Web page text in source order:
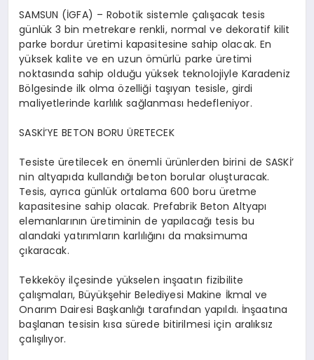
SPOR
TEKNOLOJI
SAMSUN (İGFA) – Robotik sistemle çalışacak tesis
günlük 3 bin metrekare renkli, normal ve dekoratif kilit
parke bordur üretimi kapasitesine sahip olacak. En
yüksek kalite ve en uzun ömürlü parke üretimi
noktasında sahip olduğu yüksek teknolojiyle Karadeniz
Bölgesinde ilk olma özelliği taşıyan tesisle, girdi
maliyetlerinde karlılık sağlanması hedefleniyor.
SASKİ’YE BETON BORU ÜRETECEK
Tesiste üretilecek en önemli ürünlerden birini de SASKİ’
nin altyapıda kullandığı beton borular oluşturacak.
Tesis, ayrıca günlük ortalama 600 boru üretme
kapasitesine sahip olacak. Prefabrik Beton Altyapı
elemanlarının üretiminin de yapılacağı tesis bu
alandaki yatırımların karlılığını da maksimuma
çıkaracak.
Tekkeköy ilçesinde yükselen inşaatın fizibilite
çalışmaları, Büyükşehir Belediyesi Makine İkmal ve
Onarım Dairesi Başkanlığı tarafından yapıldı. İnşaatına
başlanan tesisin kısa sürede bitirilmesi için aralıksız
çalışılıyor.